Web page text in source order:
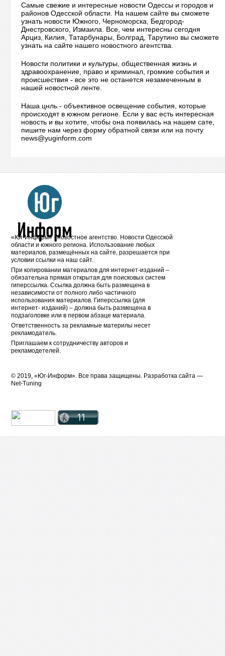
Самые свежие и интересные новости Одессы и городов и
районов Одесской области. На нашем сайте вы сможете
узнать новости Южного, Черноморска, Бедгород-
Днестровского, Измаила. Все, чем интересны сегодня
Арциз, Килия, Татарбунары, Болград, Тарутино вы сможете
узнать на сайте нашего новостного агентства.
Новости политики и культуры, общественная жизнь и
здравоохранение, право и криминал, громкие события и
происшествия - все это не останется незамеченным в
нашей новостной ленте.
Наша цнль - объективное освещение события, которые
происходят в южном регионе. Если у вас есть интересная
новость и вы хотите, чтобы она появилась на нашем сате,
пишите нам через форму обратной связи или на почту
news@yuginform.com
«Юг-Информ» - новостное агентство. Новости Одесской
области и южного региона. Использование любых
материалов, размещённых на сайте, разрешается при
условии ссылки на наш сайт.
При копировании материалов для интернет-изданий –
обязательна прямая открытая для поисковых систем
гиперссылка. Ссылка должна быть размещена в
независимости от полного либо частичного
использования материалов. Гиперссылка (для
интернет- изданий) – должна быть размещена в
подзаголовке или в первом абзаце материала.
Ответственность за рекламные материлы несет
рекламодатель.
Приглашаем к сотрудничеству авторов и
рекламодетелей.
© 2019, «Юг-Информ». Все права защищены. Разработка cайта —
Net-Tuning